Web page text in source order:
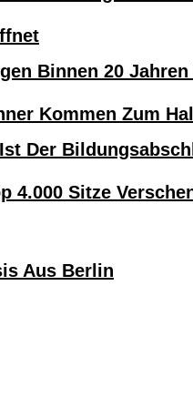
Binnen 20
Der
Kommen Zum
4.000 Sitze
Aus Berlin